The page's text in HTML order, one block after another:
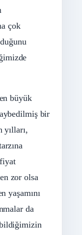
çok
büyük
bir
yılları,
zor olsa
yaşamını
da